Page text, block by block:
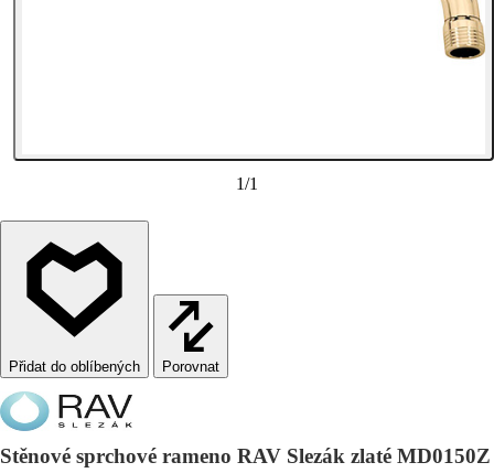
1/1
Porovnat
Stěnové sprchové rameno RAV Slezák zlaté MD0150Z